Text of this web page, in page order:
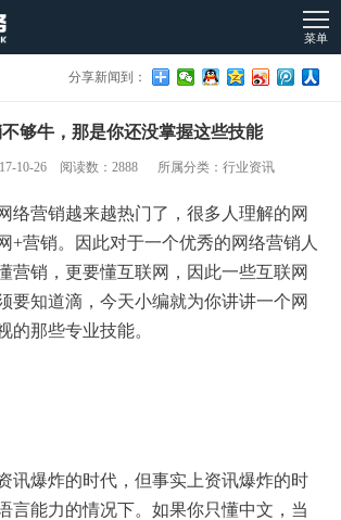
菜单
分享新闻到：
不够牛，那是你还没掌握这些技能
10-26 阅读数：2888 所属分类：行业资讯
络营销越来越热门了，很多人理解的网
+营销。因此对于一个优秀的网络营销人
营销，更要懂互联网，因此一些互联网
要知道滴，今天小编就为你讲讲一个网
的那些专业技能。
讯爆炸的时代，但事实上资讯爆炸的时
言能力的情况下。如果你只懂中文，当